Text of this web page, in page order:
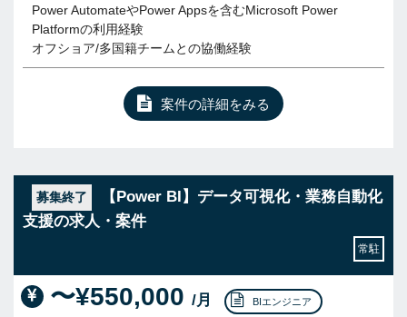
Power AutomateやPower Appsを含むMicrosoft Power
Platformの利用経験
オフショア/多国籍チームとの協働経験
案件の詳細をみる
募集終了
【Power BI】データ可視化・業務自動化
支援の求人・案件
常駐
〜¥550,000 /月 BIエンジニア